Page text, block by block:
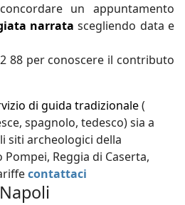
un appuntamento
narrata scegliendo data e
88 per conoscere il contributo
di guida tradizionale(
spagnolo, tedesco) sia a
siti archeologici della
Reggia di Caserta,
contattaci